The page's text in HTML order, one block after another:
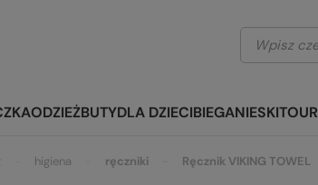
ODZIEŻBUTYDLA DZIECIBIEGANIESKITOUR
higiena ręczniki Ręcznik VIKING TOWEL